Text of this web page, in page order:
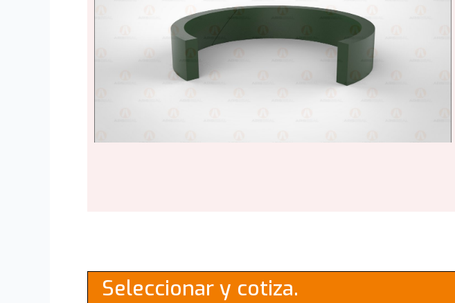
Seleccionar y cotiza.